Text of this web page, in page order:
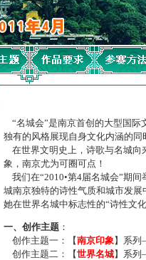
“名城会”是南京首创的大型国际
独有的风格展现自身文化内涵的
在世界文明史上，诗歌与名城向
象，南京尤为可圈可点！
我们在“2010•第4届名城会”期
城南京独特的诗性气质和城市发
她在世界名城中标志性的“诗性文
一、创作主题 ：
创作主题一：【南京印象】系
创作主题二：【世界名城】系